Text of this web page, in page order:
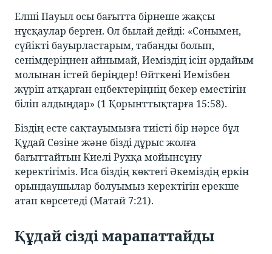
Елші Пауыл осы бағытта бірнеше жақсы
нұсқаулар берген. Ол былай дейді: «Сонымен,
сүйікті бауырластарым, табанды болып,
сенімдеріңнен айнымай, Иеміздің ісін әрдайым
молынан істей беріңдер! Өйткені Иемізбен
жүріп атқарған еңбектеріңнің бекер еместігін
біліп алдыңдар» (1 Қорынттықтарға 15:58).
Біздің есте сақтауымызға тиісті бір нәрсе бұл
Құдай Сөзіне және бізді дұрыс жолға
бағыттайтын Киелі Рухқа мойынсұну
керектігіміз. Иса біздің көктегі Әкеміздің еркін
орындаушылар болуымыз керектігін ерекше
атап көрсетеді (Матай 7:21).
Құдай сізді марапаттайды